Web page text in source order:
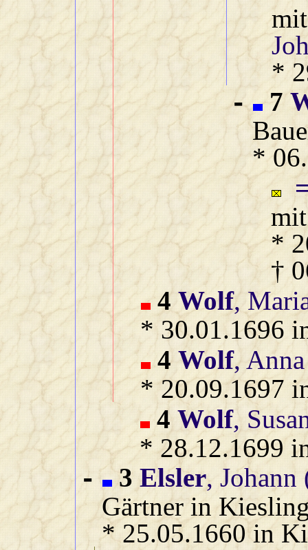
*
- 7
*
*
†
4 Wolf,
* 30.01.1696
4 Wolf,
* 20.09.1697
4 Wolf,
* 28.12.1699
- 3 Elsler, Johann
Gärtner in
* 25.05.1660 in